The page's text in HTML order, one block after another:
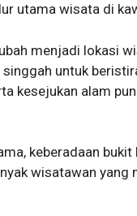
utama wisata di
menjadi lokasi
untuk
kesejukan alam
keberadaan
wisatawan